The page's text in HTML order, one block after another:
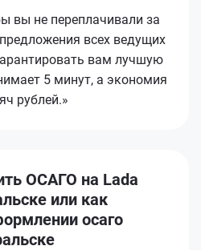
вы не переплачивали за
всех ведущих
вам лучшую
5 минут, а экономия
рублей.»
ОСАГО на Lada
или как
осаго